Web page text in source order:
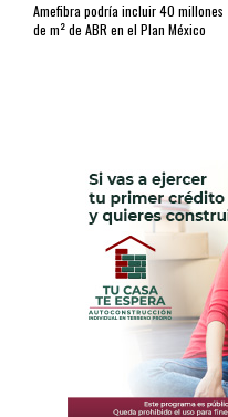
Amefibra podría incluir 40 millones
de m² de ABR en el Plan México